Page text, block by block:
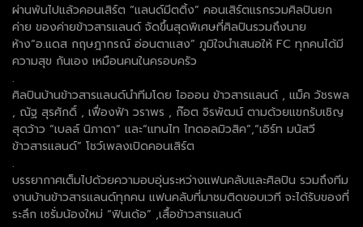
ผ่านพ้นไปแล้วคอนเสิร์ต “แลนด์มีตติ้ง” คอนเสิร์ตแรกรวมศิลปินยก
ค่าย ของค่ายข้าวสารแลนด์ จัดขึ้นสุดพิเศษที่ศิลปินรวมถึงนาย
ห้าง“อ.แดส กฤษฎากรณ์ อ่อนตาแสง” ภูมิใจนำเสนอให้ FC ทุกคนได้มี
ความสุข กันเอง เหมือนคนในครอบครัว
.
ศิลปินบ้านข้าวสารแลนด์นำทีมโดย ไอออน ข้าวสารแลนด์ , แม็ค วัชรพล
, ณัฐ สุรศักดิ์ , เฟื่องฟ้า วราพร , ก๊อต จิรพัฒน์ ตามด้วยแขกรับเชิญ
สุดว้าว “เบลล์ นิภาดา” และ“แทนไท ไทดอลมิวสิค”,“เอิร์ท มนัสวี
ข้าวสารแลนด์” โชว์เพลงเปิดคอนเสิร์ต
.
บรรยากาศเต็มไปด้วยความอบอุ่นระหว่างแฟนคลับและศิลปิน รวมถึงทีม
งานบ้านข้าวสารแลนด์ทุกคน แฟนคลับที่มาชมติดขอบเวที จะได้รับของที่
ระลึก เซรั่มน้องใหม่ “ฟินเด้อ” ,เสื้อข้าวสารแลนด์